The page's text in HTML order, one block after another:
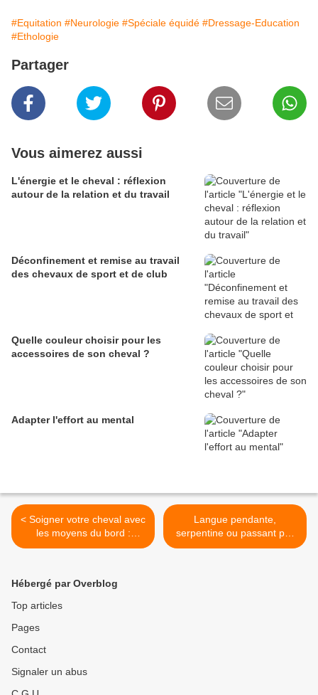
#Equitation #Neurologie #Spéciale équidé #Dressage-Education
#Ethologie
Partager
Vous aimerez aussi
L'énergie et le cheval : réflexion
autour de la relation et du travail
Déconfinement et remise au travail
des chevaux de sport et de club
Quelle couleur choisir pour les
accessoires de son cheval ?
Adapter l'effort au mental
< Soigner votre cheval avec
les moyens du bord :
l'aspirine
Langue pendante,
serpentine ou passant par
dessus le mors chez le
Hébergé par Overblog
Top articles
Pages
Contact
Signaler un abus